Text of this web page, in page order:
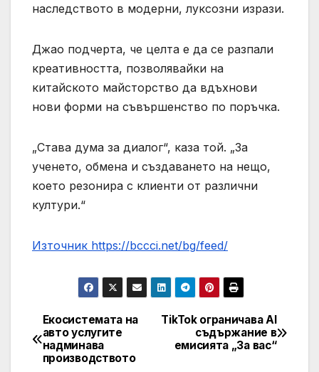
наследството в модерни, луксозни изрази.
Джао подчерта, че целта е да се разпали
креативността, позволявайки на
китайското майсторство да вдъхнови
нови форми на съвършенство по поръчка.
„Става дума за диалог“, каза той. „За
ученето, обмена и създаването на нещо,
което резонира с клиенти от различни
култури.“
Източник https://bccci.net/bg/feed/
Post
navigation
TikTok ограничава AI
съдържание в
емисията „За вас“
Екосистемата на
авто услугите
надминава
производството